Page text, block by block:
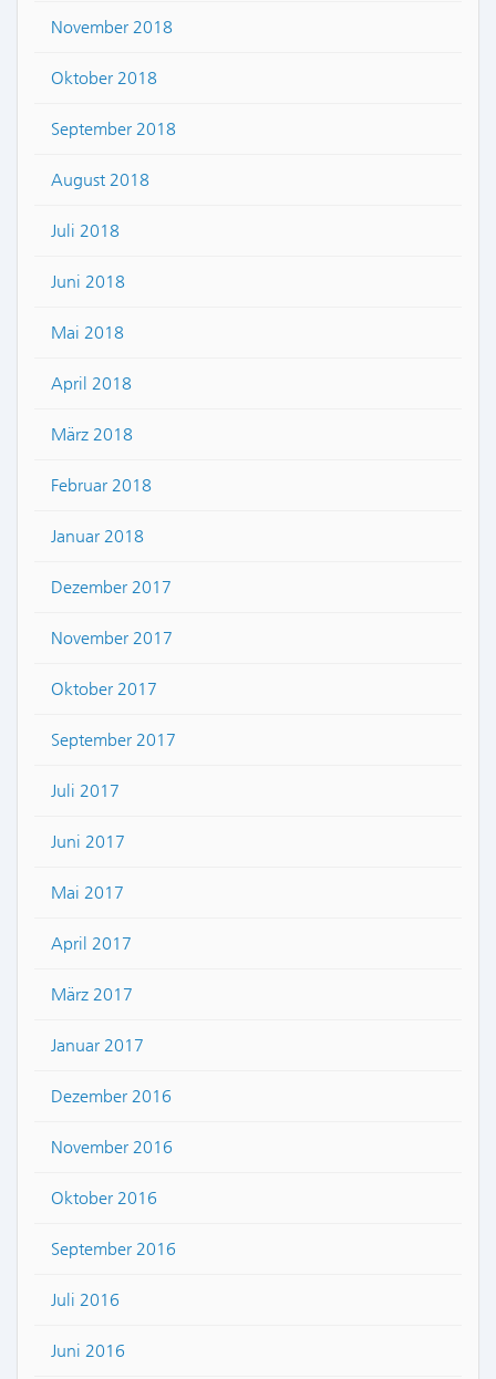
November 2018
Oktober 2018
September 2018
August 2018
Juli 2018
Juni 2018
Mai 2018
April 2018
März 2018
Februar 2018
Januar 2018
Dezember 2017
November 2017
Oktober 2017
September 2017
Juli 2017
Juni 2017
Mai 2017
April 2017
März 2017
Januar 2017
Dezember 2016
November 2016
Oktober 2016
September 2016
Juli 2016
Juni 2016